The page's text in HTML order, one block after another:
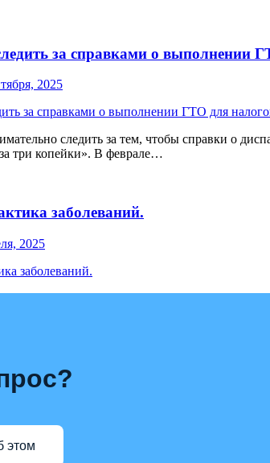
за справками о выполнении
2025
следить за тем, чтобы справки о
три копейки». В феврале…
заболеваний.
2025
этом